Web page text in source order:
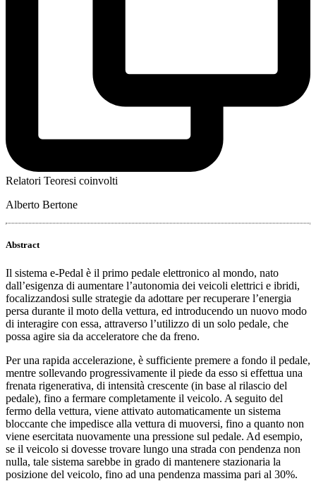
Relatori Teoresi coinvolti
Alberto Bertone
Abstract
Il sistema e-Pedal è il primo pedale elettronico al mondo, nato
dall’esigenza di aumentare l’autonomia dei veicoli elettrici e ibridi,
focalizzandosi sulle strategie da adottare per recuperare l’energia
persa durante il moto della vettura, ed introducendo un nuovo modo
di interagire con essa, attraverso l’utilizzo di un solo pedale, che
possa agire sia da acceleratore che da freno.
Per una rapida accelerazione, è sufficiente premere a fondo il pedale,
mentre sollevando progressivamente il piede da esso si effettua una
frenata rigenerativa, di intensità crescente (in base al rilascio del
pedale), fino a fermare completamente il veicolo. A seguito del
fermo della vettura, viene attivato automaticamente un sistema
bloccante che impedisce alla vettura di muoversi, fino a quanto non
viene esercitata nuovamente una pressione sul pedale. Ad esempio,
se il veicolo si dovesse trovare lungo una strada con pendenza non
nulla, tale sistema sarebbe in grado di mantenere stazionaria la
posizione del veicolo, fino ad una pendenza massima pari al 30%.